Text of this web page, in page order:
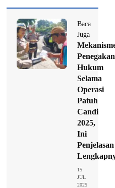
Baca
Juga
Penegakan
Hukum
Selama
Operasi
Patuh
Candi
2025,
Ini
Penjelasan
15
JUL
2025